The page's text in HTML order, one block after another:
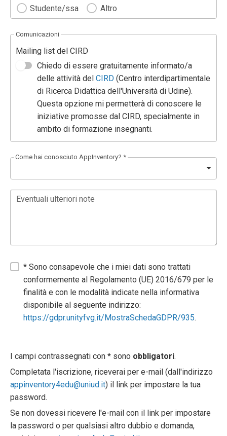
Studente/ssa
Altro
Comunicazioni
Mailing list del CIRD
Chiedo di essere gratuitamente informato/a
delle attività delCIRD (Centro interdipartimentale
di Ricerca Didattica dell'Università di Udine).
Questa opzione mi permetterà di conoscere le
iniziative promosse dal CIRD, specialmente in
ambito di formazione insegnanti.
Come hai conosciuto AppInventory? *
Eventuali ulteriori note
* Sono consapevole che i miei dati sono trattati
conformemente al Regolamento (UE) 2016/679 per le
finalità e con le modalità indicate nella informativa
disponibile al seguente indirizzo:
https://gdpr.unityfvg.it/MostraSchedaGDPR/935.
I campi contrassegnati con * sono obbligatori.
Completata l'iscrizione, riceverai per e-mail (dall'indirizzo
appinventory4edu@uniud.it) il link per impostare la tua
password.
Se non dovessi ricevere l'e-mail con il link per impostare
la password o per qualsiasi altro dubbio e domanda,